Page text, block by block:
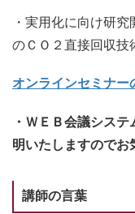
・実用化に向け研
のＣＯ２直接回収技
オンラインセミナー
・ＷＥＢ会議シス
明いたしますのでお
講師の言葉